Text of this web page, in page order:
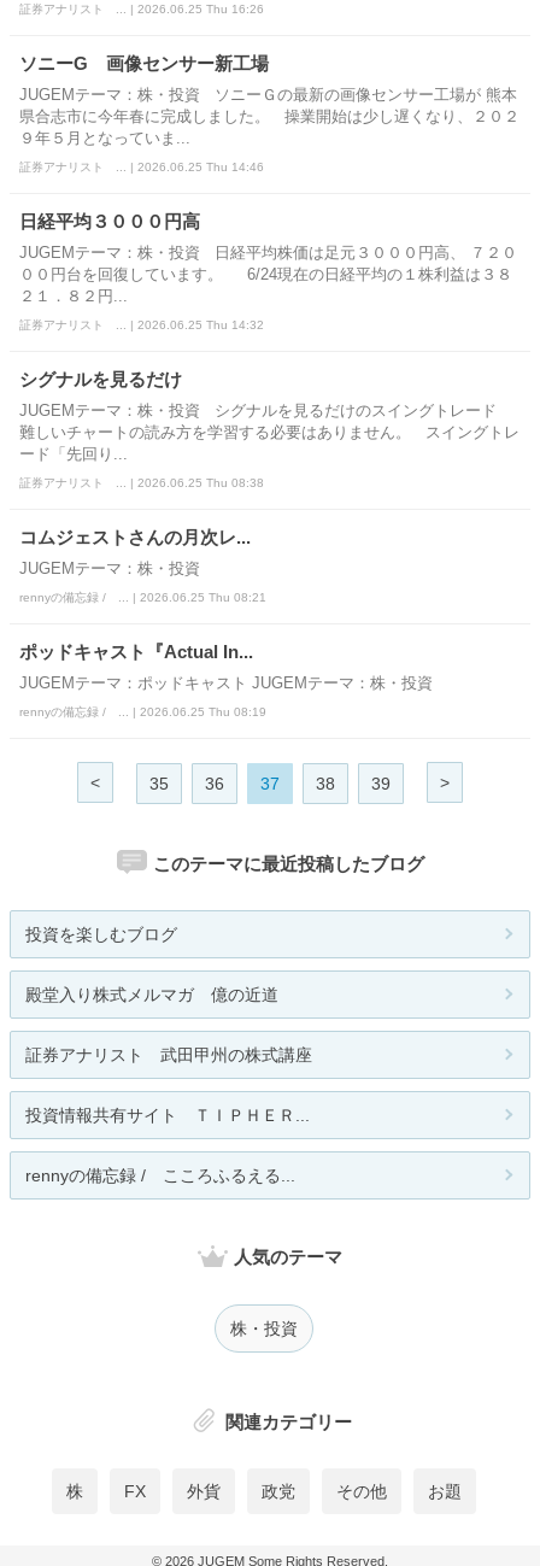
証券アナリスト ... | 2026.06.25 Thu 16:26
ソニーG 画像センサー新工場
JUGEMテーマ：株・投資 ソニーＧの最新の画像センサー工場が 熊本
県合志市に今年春に完成しました。 操業開始は少し遅くなり、２０２
９年５月となっていま...
証券アナリスト ... | 2026.06.25 Thu 14:46
日経平均３０００円高
JUGEMテーマ：株・投資 日経平均株価は足元３０００円高、 ７２０
００円台を回復しています。 6/24現在の日経平均の１株利益は３８
２１．８２円...
証券アナリスト ... | 2026.06.25 Thu 14:32
シグナルを見るだけ
JUGEMテーマ：株・投資 シグナルを見るだけのスイングトレード
難しいチャートの読み方を学習する必要はありません。 スイングトレ
ード「先回り...
証券アナリスト ... | 2026.06.25 Thu 08:38
コムジェストさんの月次レ...
JUGEMテーマ：株・投資
rennyの備忘録 / ... | 2026.06.25 Thu 08:21
ポッドキャスト『Actual In...
JUGEMテーマ：ポッドキャスト JUGEMテーマ：株・投資
rennyの備忘録 / ... | 2026.06.25 Thu 08:19
< 35 36 37 38 39 >
このテーマに最近投稿したブログ
投資を楽しむブログ
殿堂入り株式メルマガ 億の近道
証券アナリスト 武田甲州の株式講座
投資情報共有サイト ＴＩＰＨＥＲ...
rennyの備忘録 / こころふるえる...
人気のテーマ
株・投資
関連カテゴリー
株 FX 外貨 政党 その他 お題
© 2026 JUGEM Some Rights Reserved.